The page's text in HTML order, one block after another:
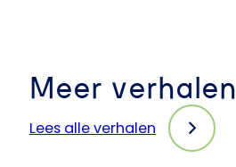
Meer verhalen
Lees alle verhalen